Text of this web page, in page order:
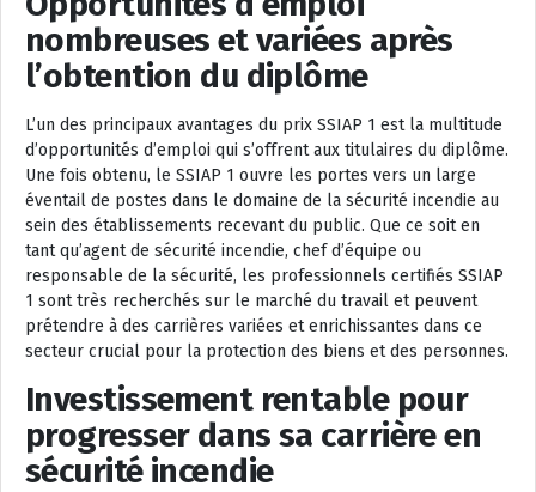
nombreuses et variées après
l’obtention du diplôme
L’un des principaux avantages du prix SSIAP 1 est la multitude
d’opportunités d’emploi qui s’offrent aux titulaires du diplôme.
Une fois obtenu, le SSIAP 1 ouvre les portes vers un large
éventail de postes dans le domaine de la sécurité incendie au
sein des établissements recevant du public. Que ce soit en
tant qu’agent de sécurité incendie, chef d’équipe ou
responsable de la sécurité, les professionnels certifiés SSIAP
1 sont très recherchés sur le marché du travail et peuvent
prétendre à des carrières variées et enrichissantes dans ce
secteur crucial pour la protection des biens et des personnes.
Investissement rentable pour
progresser dans sa carrière en
sécurité incendie